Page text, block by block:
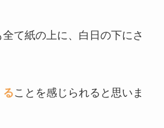
て紙の上に、白日の下にさ
ることを感じられると思いま